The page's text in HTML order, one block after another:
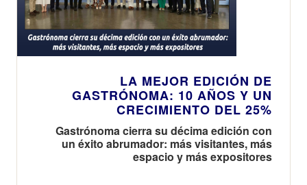
LA MEJOR EDICIÓN DE
GASTRÓNOMA: 10 AÑOS Y UN
CRECIMIENTO DEL 25%
Gastrónoma cierra su décima edición con
un éxito abrumador: más visitantes, más
espacio y más expositores